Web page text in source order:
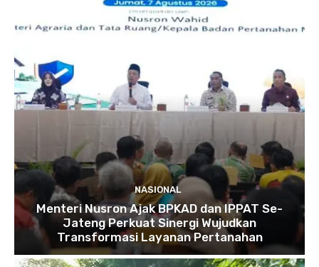
NASIONAL
Menteri Nusron Ajak BPKAD dan IPPAT Se-
Jateng Perkuat Sinergi Wujudkan
Transformasi Layanan Pertanahan